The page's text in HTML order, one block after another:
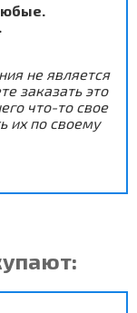
.
не является
заказать это
что-то свое
их по своему